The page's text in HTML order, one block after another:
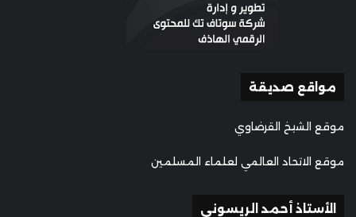
مواقع صديقة
موقع الشيخ القرضاوي
موقع الاتحاد العالمي لعلماء المسلمين
الأستاذ أحمد الريسوني